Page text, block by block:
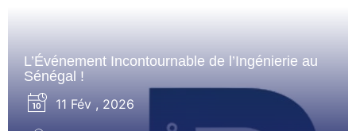
L’Événement Incontournable de l’Ingénierie au
Sénégal !
11 Fév , 2026